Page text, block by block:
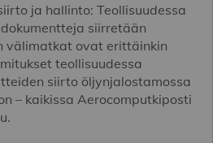
ja hallinto: Teollisuudessa
siirretään
välimatkat ovat erittäinkin
teollisuudessa
siirto öljynjalostamossa
– kaikissa Aerocomputkiposti